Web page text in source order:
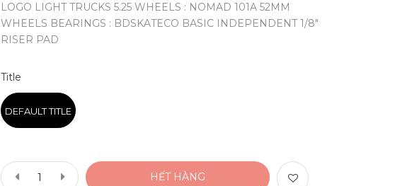
LOGO LIGHT TRUCKS 5.25 WHEELS : NOMAD 101A 52MM
WHEELS BEARINGS : BDSKATECO BASIC INDEPENDENT 1/8"
RISER PAD
Title
DEFAULT TITLE
HẾT HÀNG